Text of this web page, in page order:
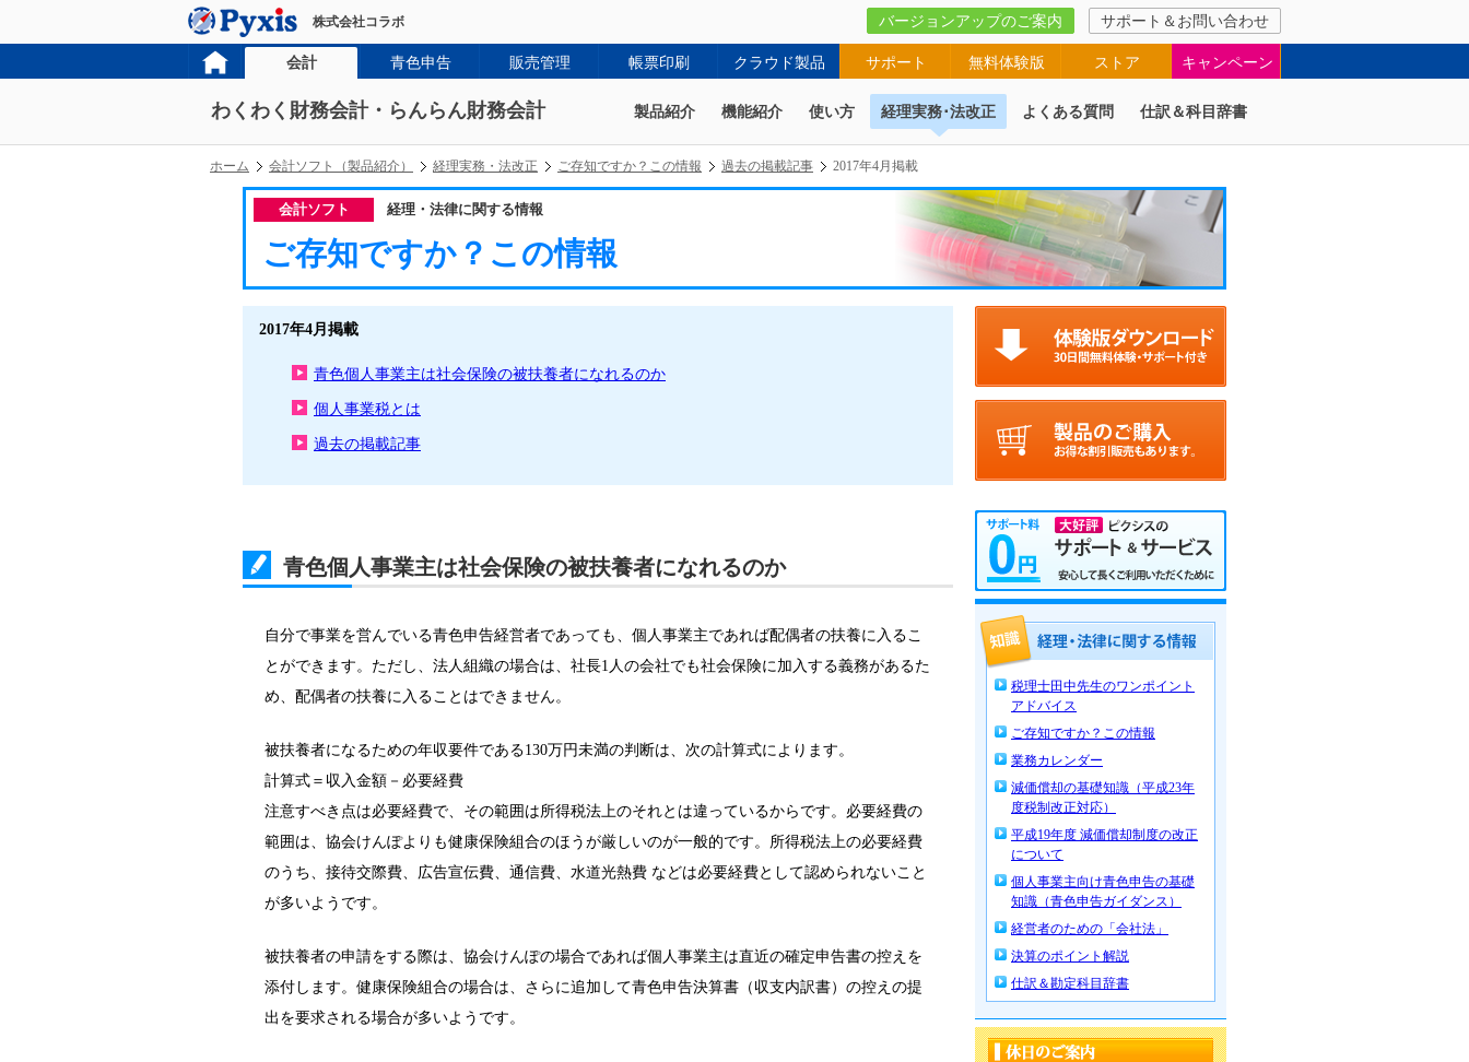
株式会社コラボ バージョンアップのご案内 サポート＆お問い合わせ
会計 青色申告 販売管理 帳票印刷 クラウド製品 サポート 無料体験版 ストア キャンペーン
わくわく財務会計・らんらん財務会計 製品紹介 機能紹介 使い方 経理実務･法改正 よくある質問 仕訳＆科目辞書
ホーム 会計ソフト（製品紹介） 経理実務・法改正 ご存知ですか？この情報 過去の掲載記事 2017年4月掲載
会計ソフト 経理・法律に関する情報
ご存知ですか？この情報
2017年4月掲載
青色個人事業主は社会保険の被扶養者になれるのか
個人事業税とは
過去の掲載記事
青色個人事業主は社会保険の被扶養者になれるのか
自分で事業を営んでいる青色申告経営者であっても、個人事業主であれば配偶者の扶養に入るこ
とができます。ただし、法人組織の場合は、社長1人の会社でも社会保険に加入する義務があるた
め、配偶者の扶養に入ることはできません。
被扶養者になるための年収要件である130万円未満の判断は、次の計算式によります。
計算式＝収入金額－必要経費
注意すべき点は必要経費で、その範囲は所得税法上のそれとは違っているからです。必要経費の
範囲は、協会けんぽよりも健康保険組合のほうが厳しいのが一般的です。所得税法上の必要経費
のうち、接待交際費、広告宣伝費、通信費、水道光熱費 などは必要経費として認められないこと
が多いようです。
被扶養者の申請をする際は、協会けんぽの場合であれば個人事業主は直近の確定申告書の控えを
添付します。健康保険組合の場合は、さらに追加して青色申告決算書（収支内訳書）の控えの提
出を要求される場合が多いようです。
税理士田中先生のワンポイント
アドバイス
ご存知ですか？この情報
業務カレンダー
減価償却の基礎知識（平成23年
度税制改正対応）
平成19年度 減価償却制度の改正
について
個人事業主向け青色申告の基礎
知識（青色申告ガイダンス）
経営者のための「会社法」
決算のポイント解説
仕訳＆勘定科目辞書